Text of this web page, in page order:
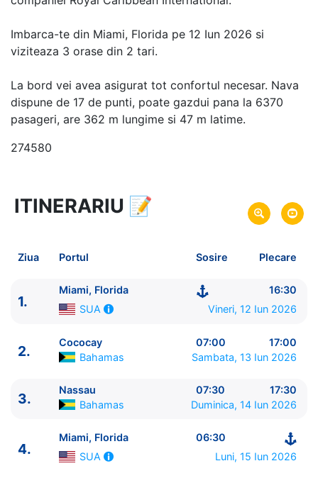
Imbarca-te din Miami, Florida pe 12 Iun 2026 si
viziteaza 3 orase din 2 tari.
La bord vei avea asigurat tot confortul necesar. Nava
dispune de 17 de punti, poate gazdui pana la 6370
pasageri, are 362 m lungime si 47 m latime.
274580
4 zile vacanta de croaziera in
link oferta
Plecare pe 12 Iun 2026 din Miami, Florida, SUA
Royal Caribbean International
ITINERARIU 📝
Ziua Portul Sosire Plecare
1.
Miami, Florida
16:30
SUA
Vineri, 12 Iun 2026
2.
Cococay 07:00
17:00
Bahamas
Sambata, 13 Iun 2026
3.
Nassau 07:30
17:30
Bahamas
Duminica, 14 Iun 2026
4.
Miami, Florida
06:30
SUA
Luni, 15 Iun 2026